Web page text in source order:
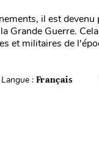
il est
Grande Guerre.
et militaires de
Langue : Français